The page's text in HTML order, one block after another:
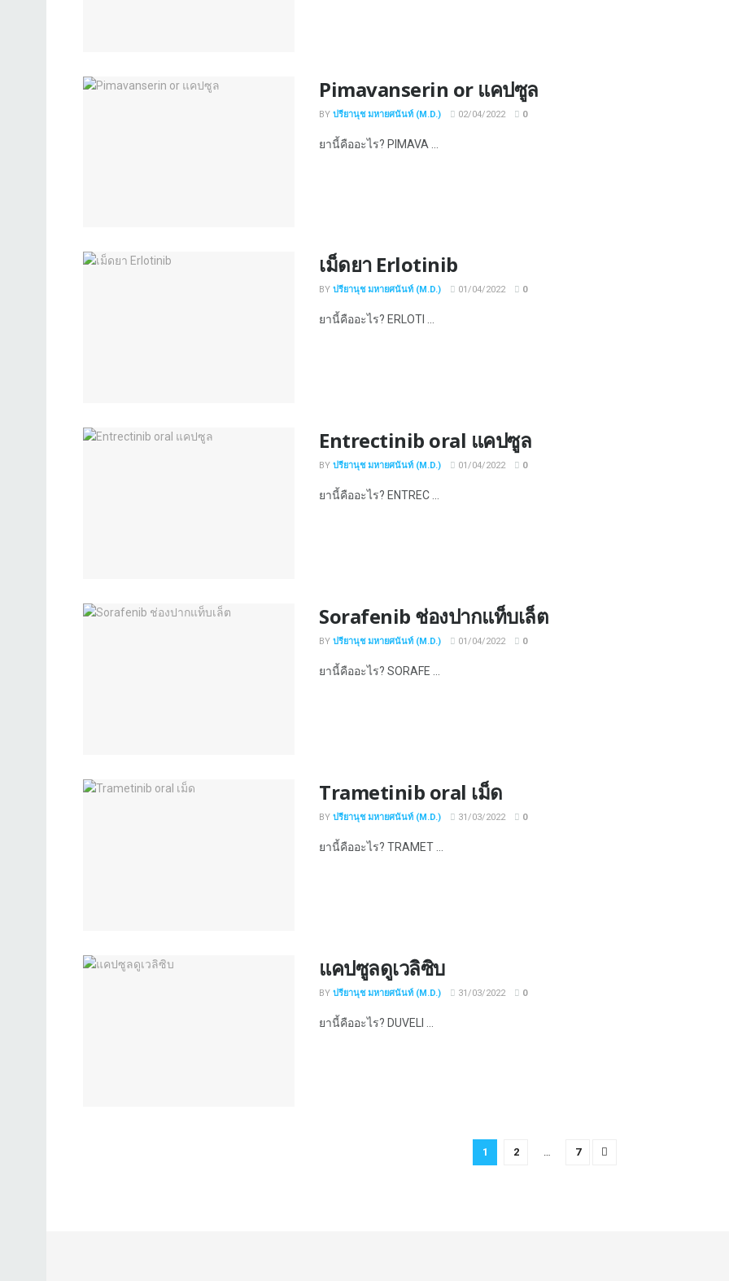
Pimavanserin or แคปซูล
BY ปรียานุช มหายศนันท์ (M.D.) 02/04/2022 0
ยานี้คืออะไร? PIMAVA ...
เม็ดยา Erlotinib
BY ปรียานุช มหายศนันท์ (M.D.) 01/04/2022 0
ยานี้คืออะไร? ERLOTI ...
Entrectinib oral แคปซูล
BY ปรียานุช มหายศนันท์ (M.D.) 01/04/2022 0
ยานี้คืออะไร? ENTREC ...
Sorafenib ช่องปากแท็บเล็ต
BY ปรียานุช มหายศนันท์ (M.D.) 01/04/2022 0
ยานี้คืออะไร? SORAFE ...
Trametinib oral เม็ด
BY ปรียานุช มหายศนันท์ (M.D.) 31/03/2022 0
ยานี้คืออะไร? TRAMET ...
แคปซูลดูเวลิซิบ
BY ปรียานุช มหายศนันท์ (M.D.) 31/03/2022 0
ยานี้คืออะไร? DUVELI ...
1 2 7